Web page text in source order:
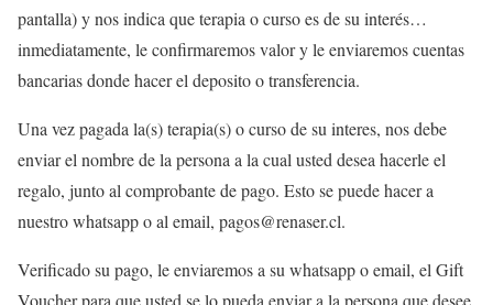
pantalla) y nos indica que terapia o curso es de su interés…
inmediatamente, le confirmaremos valor y le enviaremos cuentas
bancarias donde hacer el deposito o transferencia.
Una vez pagada la(s) terapia(s) o curso de su interes, nos debe
enviar el nombre de la persona a la cual usted desea hacerle el
regalo, junto al comprobante de pago. Esto se puede hacer a
nuestro whatsapp o al email, pagos@renaser.cl.
Verificado su pago, le enviaremos a su whatsapp o email, el Gift
Voucher para que usted se lo pueda enviar a la persona que desee